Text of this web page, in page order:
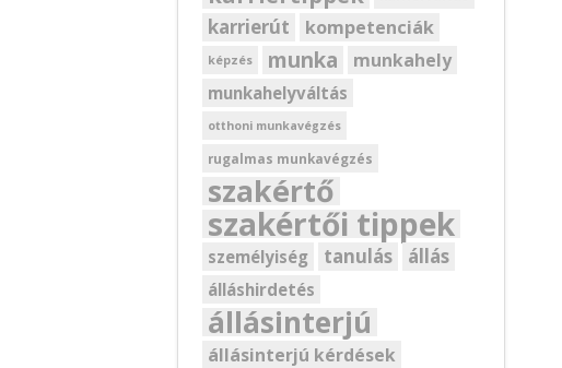
karrierút kompetenciák
képzés munka munkahely
munkahelyváltás
otthoni munkavégzés
rugalmas munkavégzés
szakértő
szakértői tippek
személyiség tanulás állás
álláshirdetés
állásinterjú
állásinterjú kérdések